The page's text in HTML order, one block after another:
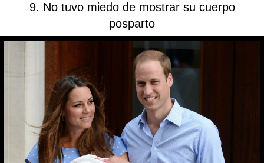
9. No tuvo miedo de mostrar su cuerpo
posparto